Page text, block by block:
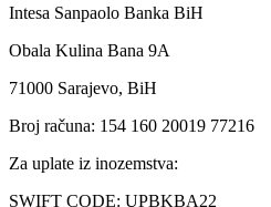
Intesa Sanpaolo Banka BiH
Obala Kulina Bana 9A
71000 Sarajevo, BiH
Broj računa: 154 160 20019 77216
Za uplate iz inozemstva:
SWIFT CODE: UPBKBA22